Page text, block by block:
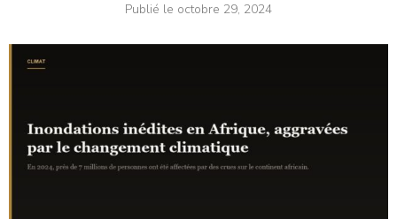
Publié le octobre 29, 2024